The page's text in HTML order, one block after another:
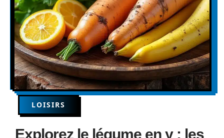
LOISIRS
Explorez le légume en y : les